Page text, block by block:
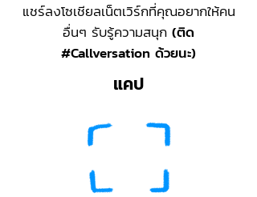
แคป
แชร์ลงโซเชียลเน็ตเวิร์กที่คุณอยากให้คน
อื่นๆ รับรู้ความสนุก (ติด
#Callversation ด้วยนะ)